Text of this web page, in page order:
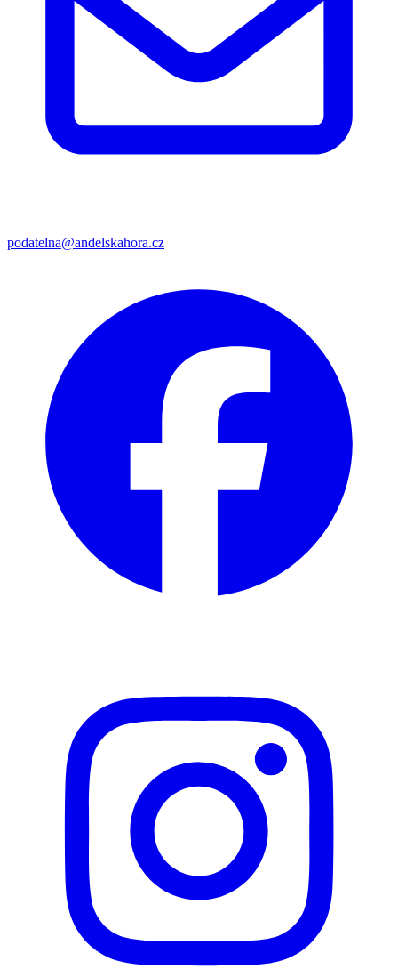
podatelna@andelskahora.cz